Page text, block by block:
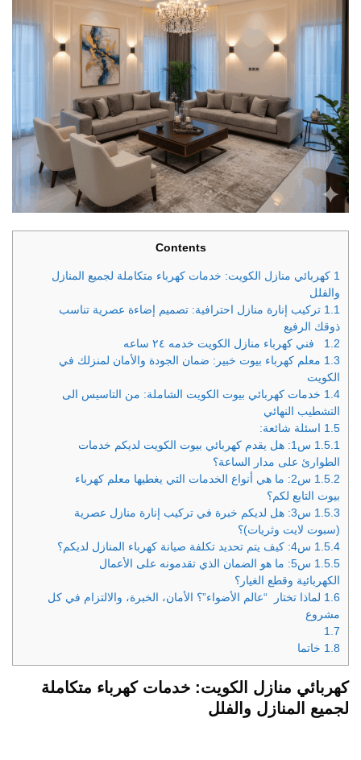
Contents
1 كهربائي منازل الكويت: خدمات كهرباء متكاملة لجميع المنازل
والفلل
1.1 تركيب إنارة منازل احترافية: تصميم إضاءة عصرية تناسب
ذوقك الرفيع
1.2 فني كهرباء منازل الكويت خدمه ٢٤ ساعه
1.3 معلم كهرباء بيوت خبير: ضمان الجودة والأمان لمنزلك في
الكويت
1.4 خدمات كهربائي بيوت الكويت الشاملة: من التاسيس الى
التشطيب النهائي
1.5 اسئلة شائعة:
1.5.1
س1: هل يقدم كهربائي بيوت الكويت لديكم خدمات
الطوارئ على مدار الساعة؟
1.5.2
س2: ما هي أنواع الخدمات التي يغطيها معلم كهرباء
بيوت التابع لكم؟
1.5.3
س3: هل لديكم خبرة في تركيب إنارة منازل عصرية
(سبوت لايت وثريات)؟
1.5.4 س4: كيف يتم تحديد تكلفة صيانة كهرباء المنازل لديكم؟
1.5.5
س5: ما هو الضمان الذي تقدمونه على الأعمال
الكهربائية وقطع الغيار؟
1.6 لماذا تختار “عالم الأضواء”؟ الأمان، الخبرة، والالتزام في كل
مشروع
1.7
1.8 خاتما
كهربائي منازل الكويت: خدمات كهرباء متكاملة
لجميع المنازل والفلل